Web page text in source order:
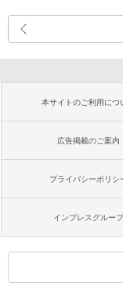
本サイトのご利用につ
広告掲載のご案内
プライバシーポリシ
インプレスグループ